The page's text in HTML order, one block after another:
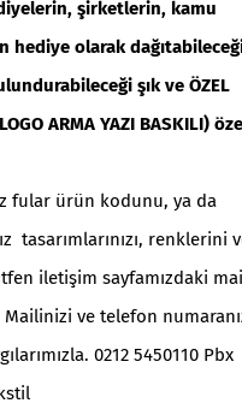
şirketlerin, kamu
hediye olarak
şık ve ÖZEL
ARMA YAZI BASKILI)
fular ürün kodunu, ya da
tasarımlarınızı, renklerini
iletişim sayfamızdaki
ve telefon
0212 5450110 Pbx